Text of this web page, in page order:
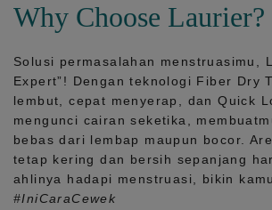
Why Choose Laurier?
Solusi permasalahan menstruasimu,
Expert”! Dengan teknologi Fiber Dry
lembut, cepat menyerap, danQuick
mengunci cairan seketika,
bebas dari lembap maupun bocor.
tetap kering dan bersih sepanjang
ahlinya hadapi menstruasi, bikin
#IniCaraCewek